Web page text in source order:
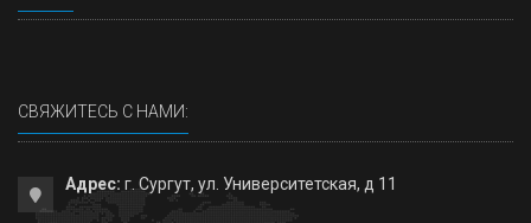
СВЯЖИТЕСЬ С НАМИ:
Адрес: г. Сургут, ул. Университетская, д 11